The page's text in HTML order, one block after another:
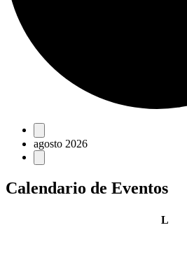
Eventos
agosto 2026
Calendario de Eventos
Llunes